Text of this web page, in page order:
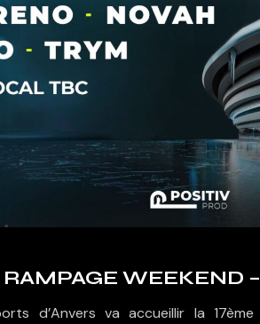
RAMPAGE WEEKEND
d’Anvers va accueillir la